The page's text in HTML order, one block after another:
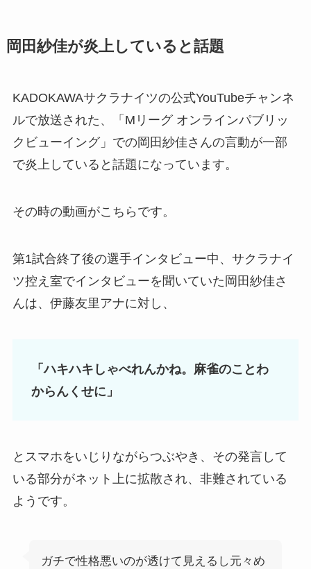
岡田紗佳が炎上していると話題
KADOKAWAサクラナイツの公式YouTubeチャンネ
ルで放送された、「 Mリーグ オンラインパブリッ
クビューイング」 での岡田紗佳さんの言動が一部
で炎上していると話題になっています。
その時の動画がこちらです。
第1試合終了後の選手インタビュー中、サクラナイ
ツ控え室でインタビューを聞いていた岡田紗佳さ
んは、 伊藤友里アナに対し、
「ハキハキしゃべれんかね。麻雀のことわ
からんくせに」
とスマホをいじりながらつぶやき、その発言して
いる部分がネット上に拡散され、非難されている
ようです。
ガチで性格悪いのが透けて見えるし元々め